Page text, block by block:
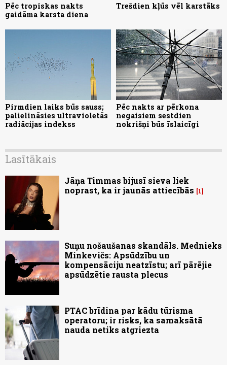
Pēc tropiskas nakts
gaidāma karsta diena
Trešdien kļūs vēl karstāks
Pirmdien laiks būs sauss;
palielināsies ultravioletās
radiācijas indekss
Pēc nakts ar pērkona
negaisiem sestdien
nokrišņi būs īslaicīgi
Lasītākais
Jāņa Timmas bijusī sieva liek
noprast, ka ir jaunās attiecībās
1
Suņu nošaušanas skandāls. Mednieks
Minkevičs: Apsūdzību un
kompensāciju neatzīstu; arī pārējie
apsūdzētie rausta plecus
PTAC brīdina par kādu tūrisma
operatoru; ir risks, ka samaksātā
nauda netiks atgriezta